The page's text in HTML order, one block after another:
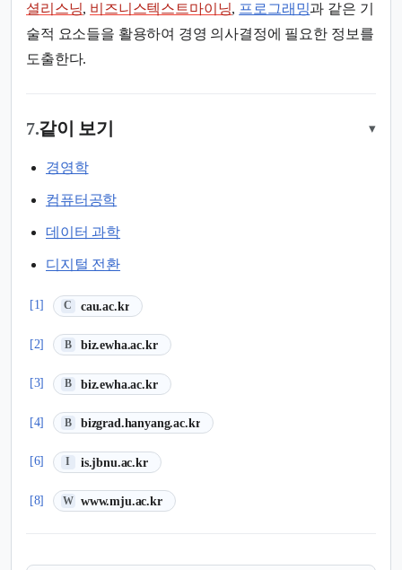
셜리스닝, 비즈니스텍스트마이닝, 프로그래밍과 같은 기
술적 요소들을 활용하여 경영 의사결정에 필요한 정보를
도출한다.
7.같이 보기 ▾
경영학
컴퓨터공학
데이터 과학
디지털 전환
[1] C cau.ac.kr
(새 탭에서 열림)
[2] B biz.ewha.ac.kr
(새 탭에서 열림)
[3] B biz.ewha.ac.kr
(새 탭에서 열림)
[4] B bizgrad.hanyang.ac.kr
(새 탭에서 열림)
[6] I is.jbnu.ac.kr
(새 탭에서 열림)
[8] W www.mju.ac.kr
(새 탭에서 열림)